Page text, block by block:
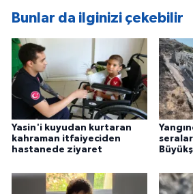
Bunlar da ilginizi çekebilir
Yasin'i kuyudan kurtaran
kahraman itfaiyeciden
hastanede ziyaret